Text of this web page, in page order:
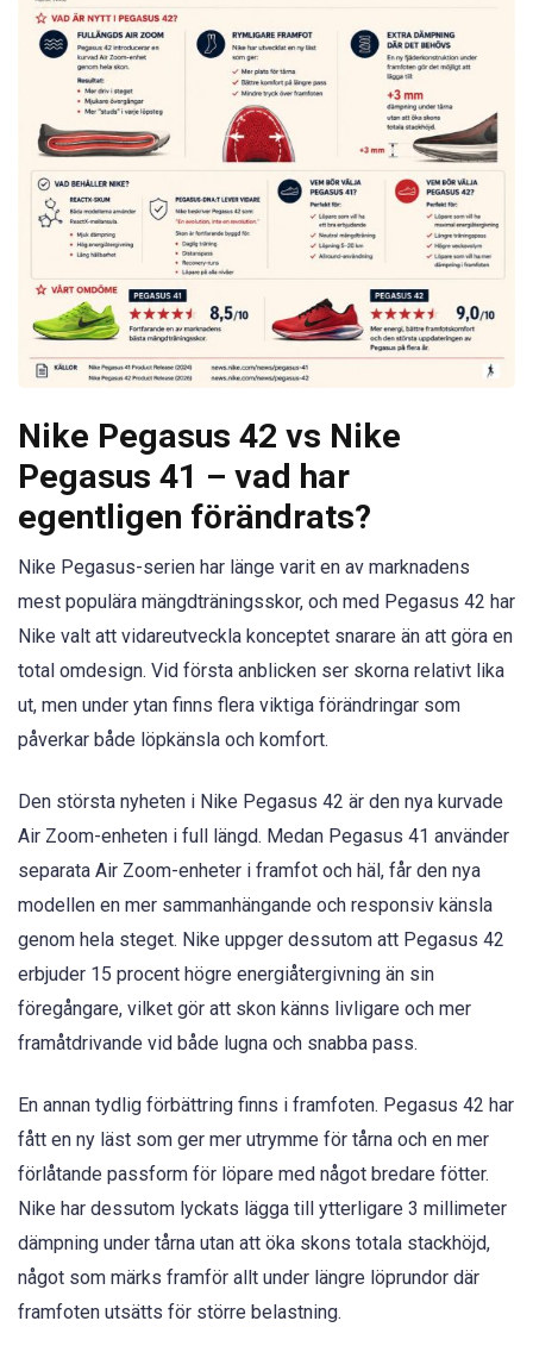
Nike Pegasus 42 vs Nike
Pegasus 41 – vad har
egentligen förändrats?
Nike Pegasus-serien har länge varit en av marknadens
mest populära mängdträningsskor, och med Pegasus 42 har
Nike valt att vidareutveckla konceptet snarare än att göra en
total omdesign. Vid första anblicken ser skorna relativt lika
ut, men under ytan finns flera viktiga förändringar som
påverkar både löpkänsla och komfort.
Den största nyheten i Nike Pegasus 42 är den nya kurvade
Air Zoom-enheten i full längd. Medan Pegasus 41 använder
separata Air Zoom-enheter i framfot och häl, får den nya
modellen en mer sammanhängande och responsiv känsla
genom hela steget. Nike uppger dessutom att Pegasus 42
erbjuder 15 procent högre energiåtergivning än sin
föregångare, vilket gör att skon känns livligare och mer
framåtdrivande vid både lugna och snabba pass.
En annan tydlig förbättring finns i framfoten. Pegasus 42 har
fått en ny läst som ger mer utrymme för tårna och en mer
förlåtande passform för löpare med något bredare fötter.
Nike har dessutom lyckats lägga till ytterligare 3 millimeter
dämpning under tårna utan att öka skons totala stackhöjd,
något som märks framför allt under längre löprundor där
framfoten utsätts för större belastning.